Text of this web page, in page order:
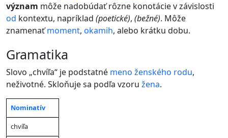
význam môže nadobúdať rôzne konotácie v závislosti
od kontextu, napríklad (poetické), (bežné). Môže
znamenaťmoment, okamih, alebo krátku dobu.
gramatika
Slovo „chvíľa“ je podstatné meno ženského rodu,
neživotné. Skloňuje sa podľa vzoru žena.
Pád
Jednotné
číslo
Nominatív
chvíľa